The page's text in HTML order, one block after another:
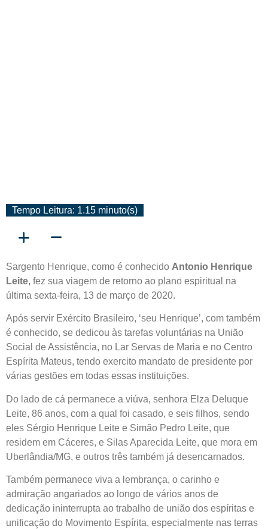
Tempo Leitura: 1.15 minuto(s)
Sargento Henrique, como é conhecido Antonio Henrique
Leite, fez sua viagem de retorno ao plano espiritual na
última sexta-feira, 13 de março de 2020.
Após servir Exército Brasileiro, ‘seu Henrique’, com também
é conhecido, se dedicou às tarefas voluntárias na União
Social de Assistência, no Lar Servas de Maria e no Centro
Espírita Mateus, tendo exercito mandato de presidente por
várias gestões em todas essas instituições.
Do lado de cá permanece a viúva, senhora Elza Deluque
Leite, 86 anos, com a qual foi casado, e seis filhos, sendo
eles Sérgio Henrique Leite e Simão Pedro Leite, que
residem em Cáceres, e Silas Aparecida Leite, que mora em
Uberlândia/MG, e outros três também já desencarnados.
Também permanece viva a lembrança, o carinho e
admiração angariados ao longo de vários anos de
dedicação ininterrupta ao trabalho de união dos espíritas e
unificação do Movimento Espírita, especialmente nas terras